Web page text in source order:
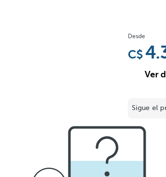
Desde
Ver
Sigue el